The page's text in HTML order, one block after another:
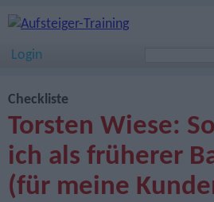
Login
Checkliste
Torsten Wiese:
ich als früherer
(für meine